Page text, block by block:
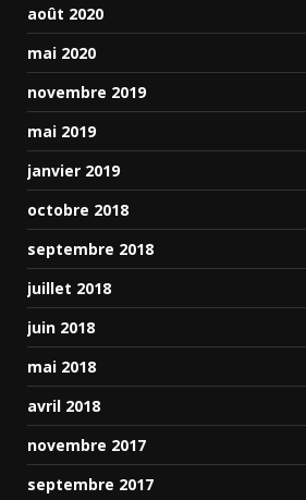
août 2020
mai 2020
novembre 2019
mai 2019
janvier 2019
octobre 2018
septembre 2018
juillet 2018
juin 2018
mai 2018
avril 2018
novembre 2017
septembre 2017